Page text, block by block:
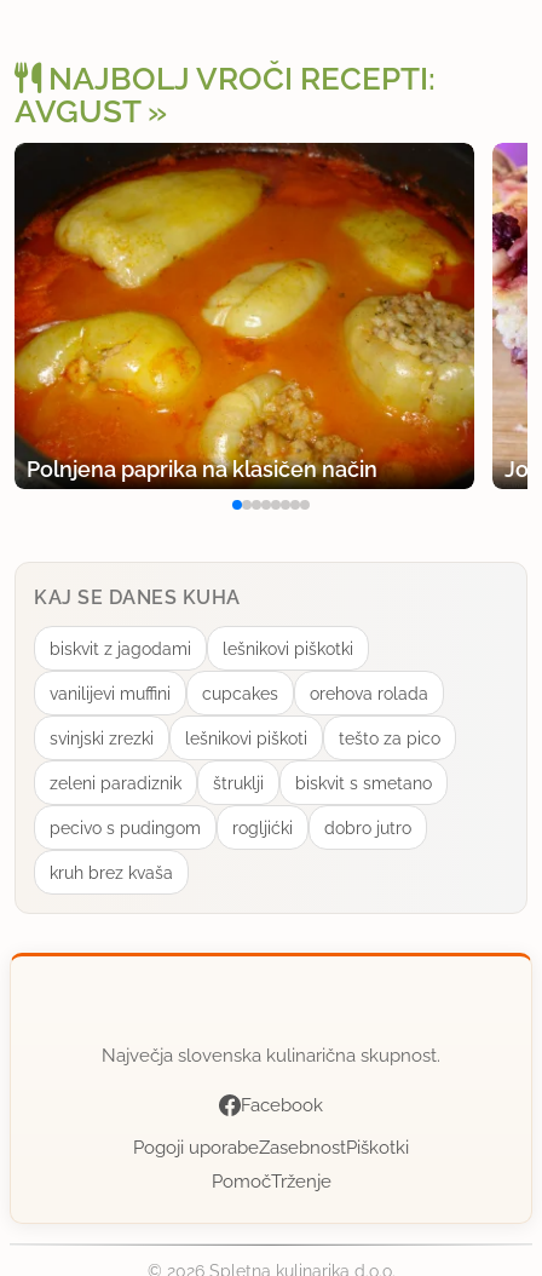
NAJBOLJ VROČI RECEPTI:
AVGUST
Polnjena paprika na klasičen način
KAJ SE DANES KUHA
biskvit z jagodami lešnikovi piškotki
vanilijevi muffini cupcakes orehova rolada
svinjski zrezki lešnikovi piškoti tešto za pico
zeleni paradiznik štruklji biskvit s smetano
pecivo s pudingom rogljićki dobro jutro
kruh brez kvaša
Največja slovenska kulinarična skupnost.
Facebook
Pogoji uporabeZasebnostPiškotki
PomočTrženje
© 2026 Spletna kulinarika d.o.o.